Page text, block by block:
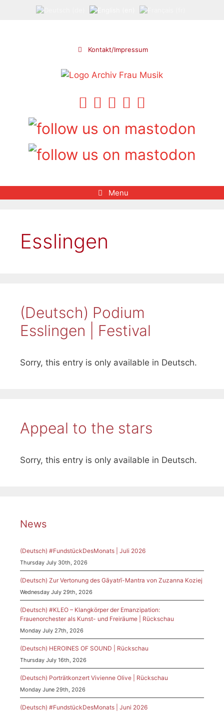
Kontakt/Impressum
Menu
Esslingen
(Deutsch) Podium
Esslingen | Festival
Sorry, this entry is only available in Deutsch.
Appeal to the stars
Sorry, this entry is only available in Deutsch.
News
(Deutsch) #FundstückDesMonats | Juli 2026
Thursday July 30th, 2026
(Deutsch) Zur Vertonung des Gāyatrī-Mantra von Zuzanna Koziej
Wednesday July 29th, 2026
(Deutsch) #KLEO – Klangkörper der Emanzipation:
Frauenorchester als Kunst- und Freiräume | Rückschau
Monday July 27th, 2026
(Deutsch) HEROINES OF SOUND | Rückschau
Thursday July 16th, 2026
(Deutsch) Porträtkonzert Vivienne Olive | Rückschau
Monday June 29th, 2026
(Deutsch) #FundstückDesMonats | Juni 2026